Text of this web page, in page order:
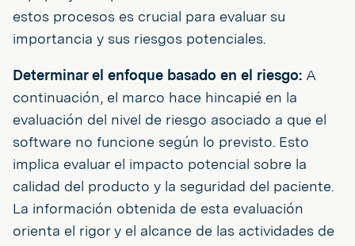
estos procesos es crucial para evaluar su
importancia y sus riesgos potenciales.
Determinar el enfoque basado en el riesgo: A
continuación, el marco hace hincapié en la
evaluación del nivel de riesgo asociado a que el
software no funcione según lo previsto. Esto
implica evaluar el impacto potencial sobre la
calidad del producto y la seguridad del paciente.
La información obtenida de esta evaluación
orienta el rigor y el alcance de las actividades de